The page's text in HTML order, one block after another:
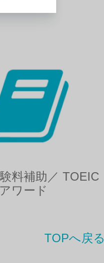
料補助／ TOEIC
ワード
TOPへ戻る